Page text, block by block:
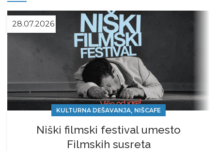
28.07.2026
KULTURNA DEŠAVANJA, NIŠCAFE
Niški filmski festival umesto
Filmskih susreta